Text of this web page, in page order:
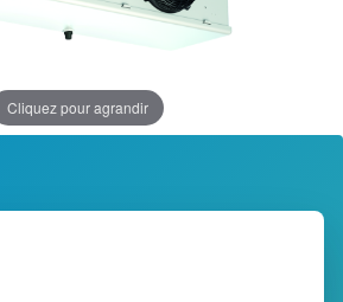
Cliquez pour agrandir